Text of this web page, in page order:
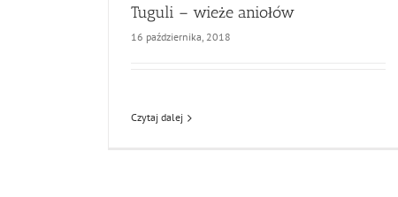
Tuguli – wieże aniołów
16 października, 2018
Czytaj dalej